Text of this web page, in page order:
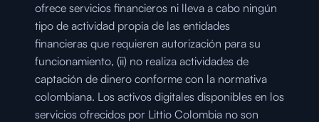
ofrece servicios financieros ni lleva a cabo ningún
tipo de actividad propia de las entidades
financieras que requieren autorización para su
funcionamiento, (ii) no realiza actividades de
captación de dinero conforme con la normativa
colombiana. Los activos digitales disponibles en los
servicios ofrecidos por Littio Colombia no son